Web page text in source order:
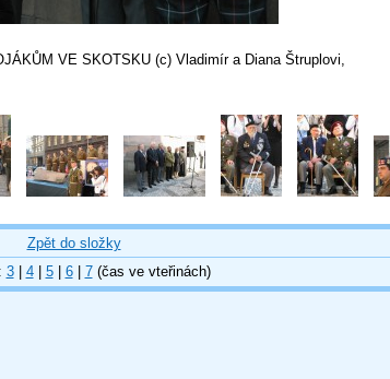
VE SKOTSKU (c) Vladimír a Diana Štruplovi,
Zpět do složky
3| 4| 5| 6| 7(čas ve vteřinách)